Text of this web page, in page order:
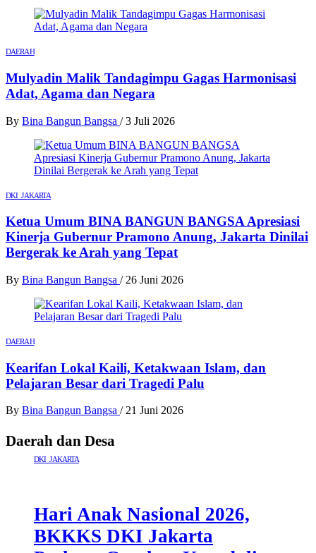
DAERAH
Mulyadin Malik Tandagimpu Gagas Harmonisasi
Adat, Agama dan Negara
By Bina Bangun Bangsa / 3 Juli 2026
DKI JAKARTA
Ketua Umum BINA BANGUN BANGSA Apresiasi
Kinerja Gubernur Pramono Anung, Jakarta Dinilai
Bergerak ke Arah yang Tepat
By Bina Bangun Bangsa / 26 Juni 2026
DAERAH
Kearifan Lokal Kaili, Ketakwaan Islam, dan
Pelajaran Besar dari Tragedi Palu
By Bina Bangun Bangsa / 21 Juni 2026
Daerah dan Desa
DKI JAKARTA
Hari Anak Nasional 2026,
BKKKS DKI Jakarta